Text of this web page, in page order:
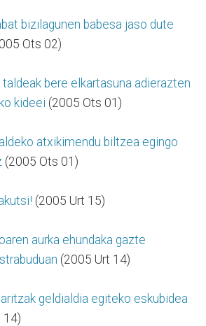
bizilagunen babesa jaso dute
Ots 02)
bere elkartasuna adierazten
kideei (2005 Ots 01)
atxikimendu biltzea egingo
(2005 Ots 01)
(2005 Urt 15)
aurka ehundaka gazte
(2005 Urt 14)
geldialdia egiteko eskubidea
14)